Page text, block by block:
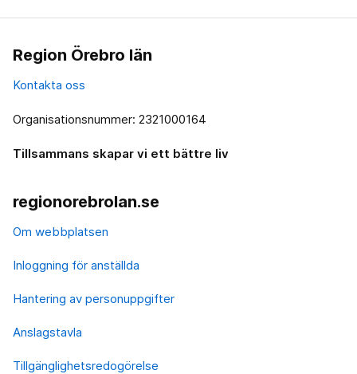
Region Örebro län
Kontakta oss
Organisationsnummer: 2321000164
Tillsammans skapar vi ett bättre liv
regionorebrolan.se
Om webbplatsen
Inloggning för anställda
Hantering av personuppgifter
Anslagstavla
Tillgänglighetsredogörelse